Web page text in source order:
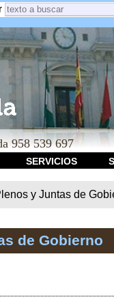
958 539 697
SERVICIOS
y Juntas de
de Gobierno